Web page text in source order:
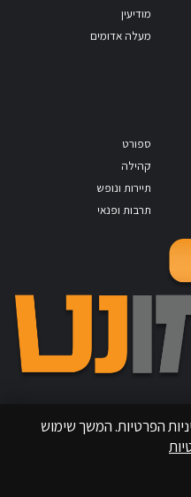
מודיעין
מעלה אדומים
ספורט
קהילה
תיירות ונופש
תרבות ופנאי
הפרטיות. המשך שימוש